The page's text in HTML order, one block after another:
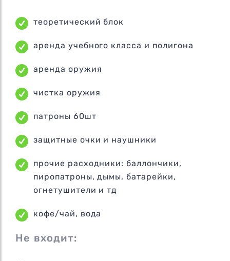
теоретический блок
аренда учебного класса и полигона
аренда оружия
чистка оружия
патроны 60шт
защитные очки и наушники
прочие расходники: баллончики,
пиропатроны, дымы, батарейки,
огнетушители и тд
кофе/чай, вода
Не входит: